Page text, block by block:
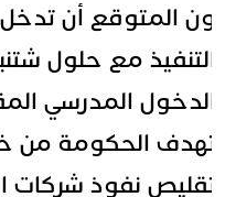
المتوقع أن تدخل
المدرسي
الحكومة من
نفوذ شركات